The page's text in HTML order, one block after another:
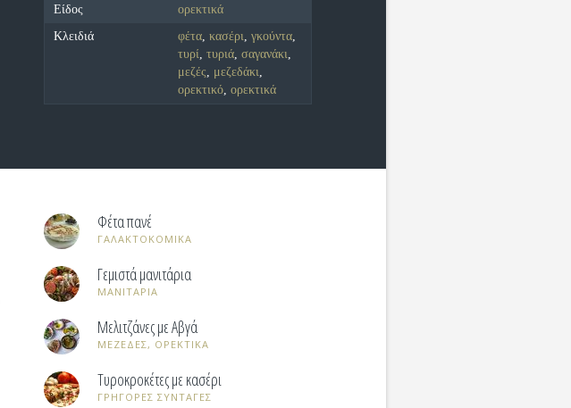
Είδος
ορεκτικά
Κλειδιά
φέτα,κασέρι,γκούντα,
τυρί,τυριά,σαγανάκι,
μεζές, μεζεδάκι,
ορεκτικό,ορεκτικά
Φέτα πανέ
ΓΑΛΑΚΤΟΚΟΜΙΚΑ
Γεμιστά μανιτάρια
ΜΑΝΙΤΑΡΙΑ
Μελιτζάνες με Αβγά
ΜΕΖΕΔΕΣ, ΟΡΕΚΤΙΚΑ
Τυροκροκέτες με κασέρι
ΓΡΗΓΟΡΕΣ ΣΥΝΤΑΓΕΣ